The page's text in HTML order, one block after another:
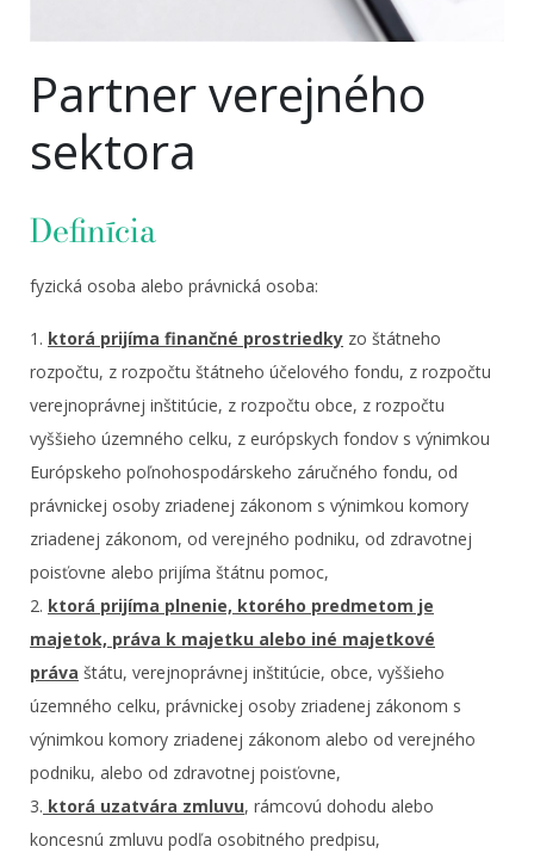
Partner verejného
sektora
Definícia
fyzická osoba alebo právnická osoba:
1. ktorá prijíma finančné prostriedky zo štátneho
rozpočtu, z rozpočtu štátneho účelového fondu, z rozpočtu
verejnoprávnej inštitúcie, z rozpočtu obce, z rozpočtu
vyššieho územného celku, z európskych fondov s výnimkou
Európskeho poľnohospodárskeho záručného fondu, od
právnickej osoby zriadenej zákonom s výnimkou komory
zriadenej zákonom, od verejného podniku, od zdravotnej
poisťovne alebo prijíma štátnu pomoc,
2. ktorá prijíma plnenie, ktorého predmetom je
majetok, práva k majetku alebo iné majetkové
práva štátu, verejnoprávnej inštitúcie, obce, vyššieho
územného celku, právnickej osoby zriadenej zákonom s
výnimkou komory zriadenej zákonom alebo od verejného
podniku, alebo od zdravotnej poisťovne,
3. ktorá uzatvára zmluvu, rámcovú dohodu alebo
koncesnú zmluvu podľa osobitného predpisu,